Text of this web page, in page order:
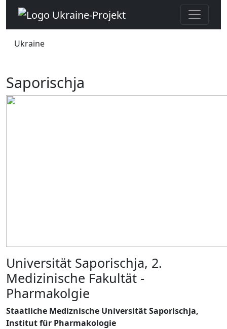
Ukraine
Saporischja
Universität Saporischja, 2.
Medizinische Fakultät -
Pharmakolgie
Staatliche Mediznische Universität Saporischja,
Institut für Pharmakologie